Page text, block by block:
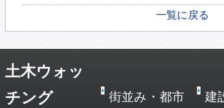
一覧に戻る
土木ウォッ
チング
街並み・都市
建